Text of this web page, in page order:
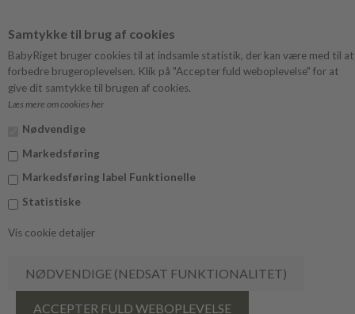
Samtykke til brug af cookies
BabyRiget bruger cookies til at indsamle statistik, der kan være med til at
forbedre brugeroplevelsen. Klik på "Accepter fuld weboplevelse" for at
give dit samtykke til brugen af cookies.
Læs mere om cookies her
Nødvendige
Markedsføring
Markedsføring label Funktionelle
Statistiske
Vis cookie detaljer
Mushie
Facebook